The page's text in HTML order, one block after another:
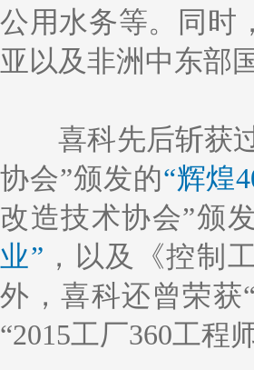
公用水务等。同时
亚以及非洲中东部
喜科先后斩获
协会”颁发的“辉煌
改造技术协会”颁
业” ，以及《控制
外，喜科还曾荣获
“2015工厂360工程